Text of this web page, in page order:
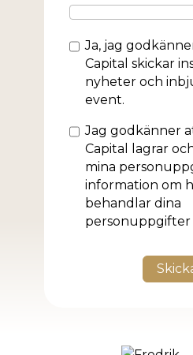
Samtycke
Ja, jag
Capital skickar
nyheter och
event.
Samtycke
Jag godkänner
Capital lagrar
mina
information om
behandlar dina